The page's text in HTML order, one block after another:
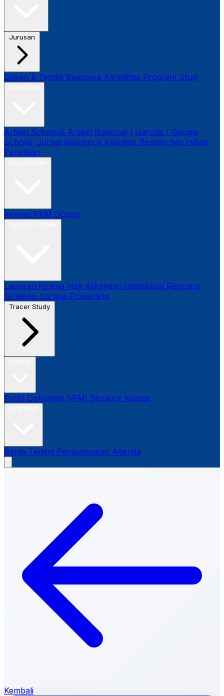
Jurusan
Dosen & Tendik Beasiswa Akreditasi Program Studi
Artikel Schopus Artikel Nasional ( Garuda ) Google
Scholar Jurnal Kelompok Keahlian Researches Hibah
Penelitian
Inovasi PKM Dosen
Laporan Kinerja Hak Kekayaan Intelektual Rencana
Strategis Sarana Prasarana
Tracer Study
Profil Dokumen SPMI Struktur Kontak
Berita Terkini Pengumuman Agenda
Kembali